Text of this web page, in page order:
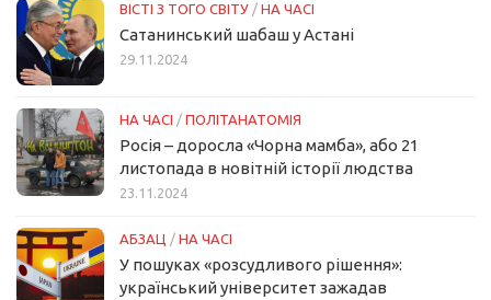
ВІСТІ З ТОГО СВІТУ / НА ЧАСІ
Сатанинський шабаш у Астані
29.11.2024
НА ЧАСІ / ПОЛІТАНАТОМІЯ
Росія – доросла «Чорна мамба», або 21
листопада в новітній історії людства
23.11.2024
АБЗАЦ / НА ЧАСІ
У пошуках «розсудливого рішення»:
український університет зажадав